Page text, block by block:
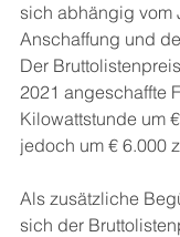
sich abhängig vom
Anschaffung und
Der
2021 angeschaffte
Kilowattstunde um
jedoch um € 6.000
Als zusätzliche
sich der